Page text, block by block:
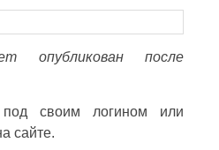
опубликован после
своим логином или
сайте.